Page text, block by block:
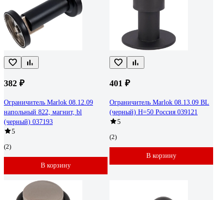
382 ₽
Ограничитель Marlok 08.12.09
напольный 822, магнит, bl
(черный) 037193
5
(2)
В корзину
401 ₽
Ограничитель Marlok 08.13.09 BL
(черный) H=50 Россия 039121
5
(2)
В корзину